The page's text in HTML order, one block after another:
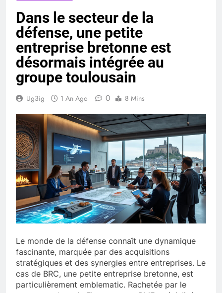
Dans le secteur de la
défense, une petite
entreprise bretonne est
désormais intégrée au
groupe toulousain
Ug3ig 1 An Ago 0 8 Mins
Le monde de la défense connaît une dynamique
fascinante, marquée par des acquisitions
stratégiques et des synergies entre entreprises. Le
cas de BRC, une petite entreprise bretonne, est
particulièrement emblematic. Rachetée par le